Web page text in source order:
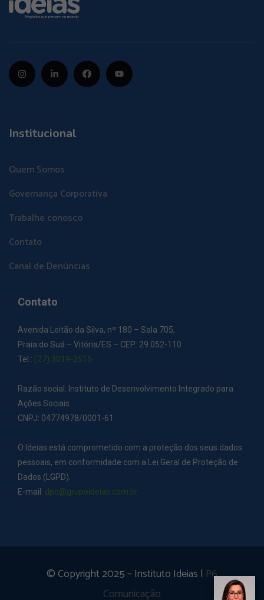
Institucional
Quem Somos
Governança Corporativa
Trabalhe conosco
Contato
Canal de Denúncias
Contato
Avenida Leitão da Silva, nº 180 – Sala 705,
Praia do Suá – Vitória/ES – CEP: 29.052-110
Tel.: (27) 3019-2515
Razão social: Instituto de Desenvolvimento Integrado para
Ações Sociais
CNPJ: 04774978/0001-61
O Ideias está comprometido com a proteção dos seus dados
pessoais, em conformidade com a Lei Geral de Proteção de
Dados (LGPD).
E-mail: dpo@grupoideias.com.br
© Copyright 2025 – Instituto Ideias | P6
Comunicação